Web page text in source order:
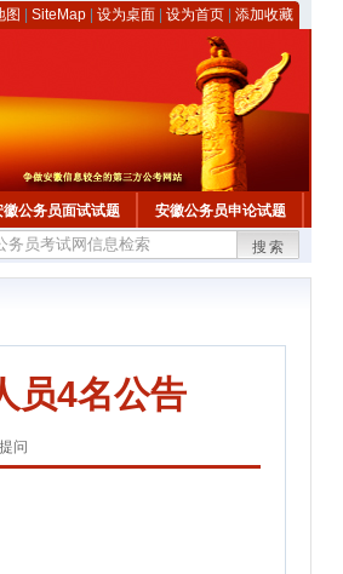
图 SiteMap 设为桌面 设为首页 添加收藏
徽公务员面试试题 安徽公务员申论试题
搜索
员4名公告
问